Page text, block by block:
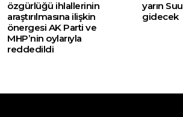
özgürlüğü ihlallerinin
araştırılmasına ilişkin
önergesi AK Parti ve
MHP’nin oylarıyla
reddedildi
yarın
gidecek